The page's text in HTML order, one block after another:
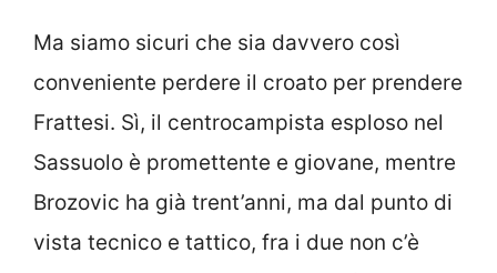
Ma siamo sicuri che sia davvero così
conveniente perdere il croato per prendere
Frattesi. Sì, il centrocampista esploso nel
Sassuolo è promettente e giovane, mentre
Brozovic ha già trent’anni, ma dal punto di
vista tecnico e tattico, fra i due non c’è